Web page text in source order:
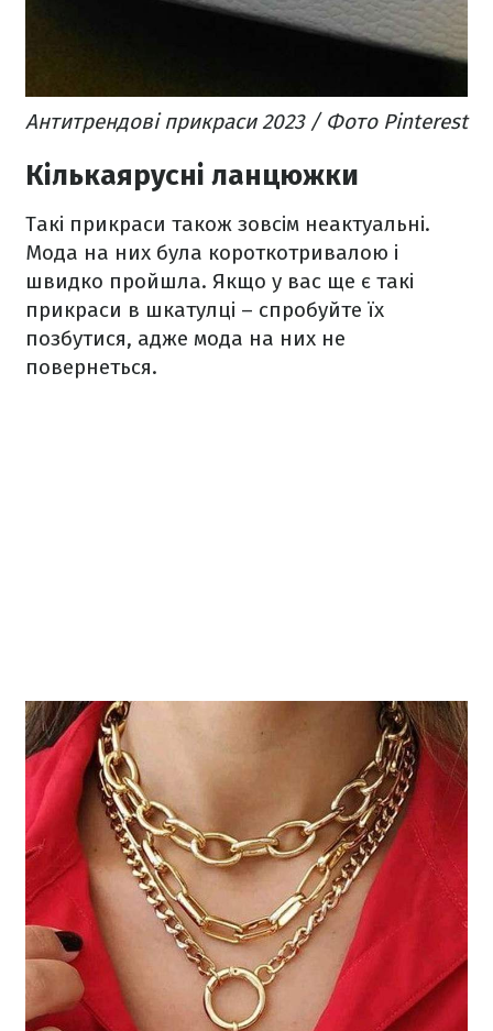
Антитрендові прикраси 2023 / Фото Pinterest
Кількаярусні ланцюжки
Такі прикраси також зовсім неактуальні.
Мода на них була короткотривалою і
швидко пройшла. Якщо у вас ще є такі
прикраси в шкатулці – спробуйте їх
позбутися, адже мода на них не
повернеться.